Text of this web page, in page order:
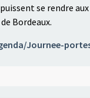
se rendre
Bordeaux.
Journee-